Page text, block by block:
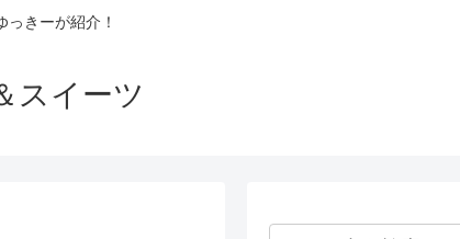
きーが紹介！
スイーツ